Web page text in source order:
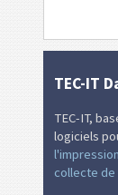
TEC-IT
TEC-IT,
logiciels
collecte de